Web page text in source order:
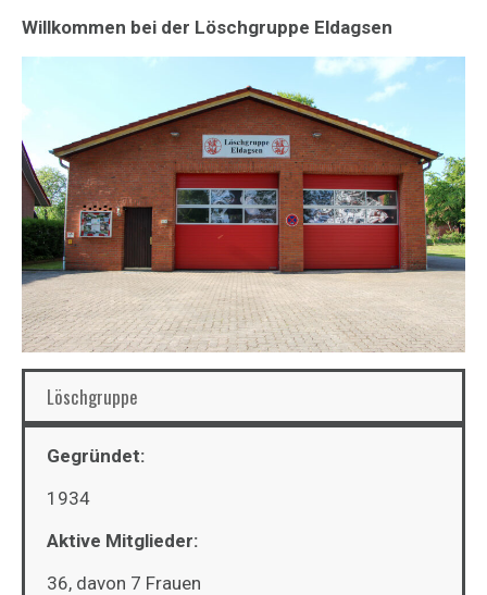
Willkommen bei der Löschgruppe Eldagsen
Löschgruppe
Gegründet:
1934
Aktive Mitglieder:
36, davon 7 Frauen